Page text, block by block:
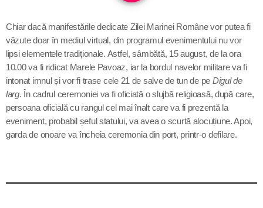
Informatii utile
Destinația Mamaia-Constanța devine capitala vizuală a
litoralului
Inaugurarea Centrului de îngrijire a persoanelor cu
Chiar dacă manifestările dedicate Zilei Marinei Române vor putea fi
văzute doar în mediul virtual, din programul evenimentului nu vor
lipsi elementele tradiționale. Astfel, sâmbătă, 15 august, de la ora
10.00 va fi ridicat Marele Pavoaz, iar la bordul navelor militare va fi
intonat imnul și vor fi trase cele 21 de salve de tun de pe Digul de
larg. În cadrul ceremoniei va fi oficiată o slujbă religioasă, după care,
persoana oficială cu rangul cel mai înalt care va fi prezentă la
eveniment, probabil șeful statului, va avea o scurtă alocuțiune. Apoi,
garda de onoare va încheia ceremonia din port, printr-o defilare.